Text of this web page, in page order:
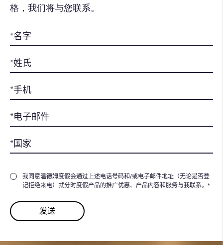
格，我们将与您联系。
我同意温德姆度假会通过上述电话号码和/或电子邮件地址（无论是否登
记拒绝来电）就分时度假产品的推广优惠、产品内容和服务与我联系。*